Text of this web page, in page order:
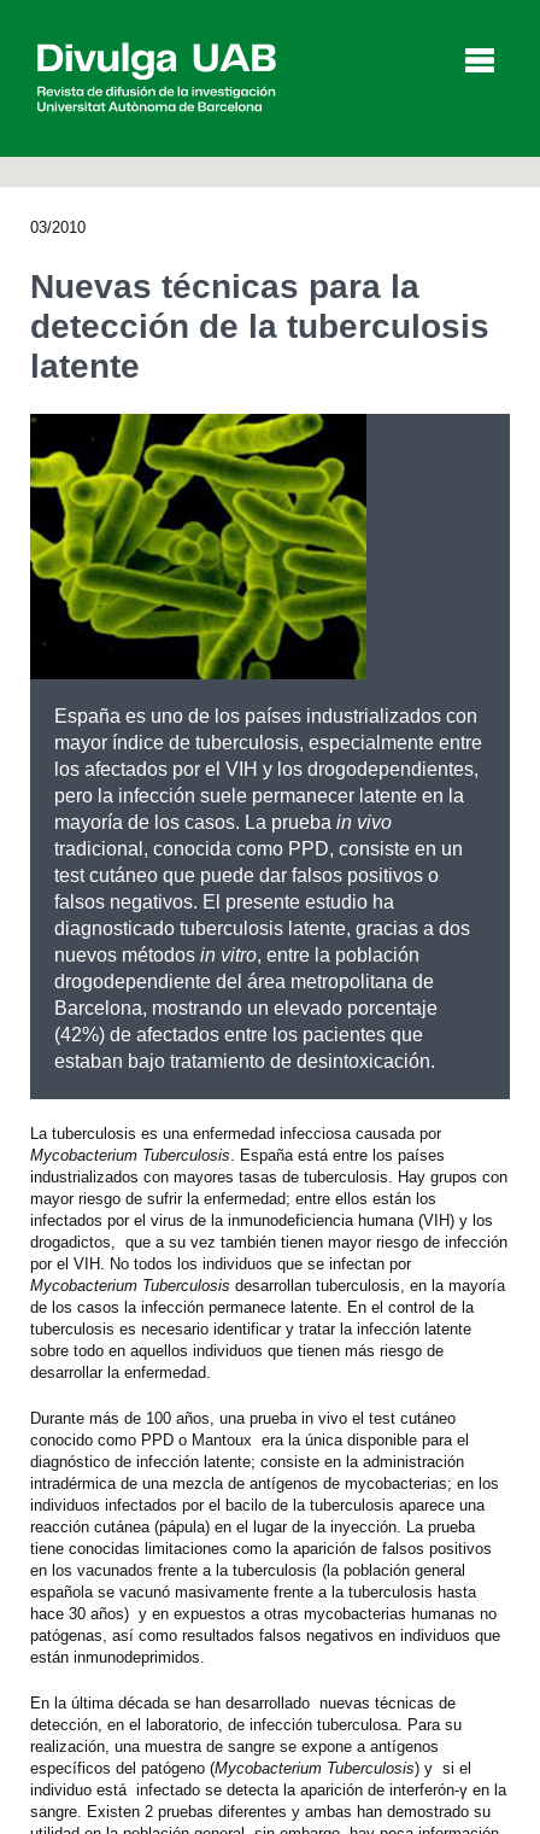
Agenda
English Català
BUSCAR
03/2010
Nuevas técnicas para la
detección de la tuberculosis
latente
España es uno de los países industrializados con
mayor índice de tuberculosis, especialmente entre
los afectados por el VIH y los drogodependientes,
pero la infección suele permanecer latente en la
mayoría de los casos. La prueba in vivo
tradicional, conocida como PPD, consiste en un
test cutáneo que puede dar falsos positivos o
falsos negativos. El presente estudio ha
diagnosticado tuberculosis latente, gracias a dos
nuevos métodos in vitro, entre la población
drogodependiente del área metropolitana de
Barcelona, mostrando un elevado porcentaje
(42%) de afectados entre los pacientes que
estaban bajo tratamiento de desintoxicación.
La tuberculosis es una enfermedad infecciosa causada por
Mycobacterium Tuberculosis . España está entre los países
industrializados con mayores tasas de tuberculosis. Hay grupos con
mayor riesgo de sufrir la enfermedad; entre ellos están los
infectados por el virus de la inmunodeficiencia humana (VIH) y los
drogadictos, que a su vez también tienen mayor riesgo de infección
por el VIH. No todos los individuos que se infectan por
Mycobacterium Tuberculosis desarrollan tuberculosis, en la mayoría
de los casos la infección permanece latente. En el control de la
tuberculosis es necesario identificar y tratar la infección latente
sobre todo en aquellos individuos que tienen más riesgo de
desarrollar la enfermedad.
Durante más de 100 años, una prueba in vivo el test cutáneo
conocido como PPD o Mantoux era la única disponible para el
diagnóstico de infección latente; consiste en la administración
intradérmica de una mezcla de antígenos de mycobacterias; en los
individuos infectados por el bacilo de la tuberculosis aparece una
reacción cutánea (pápula) en el lugar de la inyección. La prueba
tiene conocidas limitaciones como la aparición de falsos positivos
en los vacunados frente a la tuberculosis (la población general
española se vacunó masivamente frente a la tuberculosis hasta
hace 30 años) y en expuestos a otras mycobacterias humanas no
patógenas, así como resultados falsos negativos en individuos que
están inmunodeprimidos.
En la última década se han desarrollado nuevas técnicas de
detección, en el laboratorio, de infección tuberculosa. Para su
realización, una muestra de sangre se expone a antígenos
específicos del patógeno (Mycobacterium Tuberculosis) y si el
individuo está infectado se detecta la aparición de interferón-γ en la
sangre. Existen 2 pruebas diferentes y ambas han demostrado su